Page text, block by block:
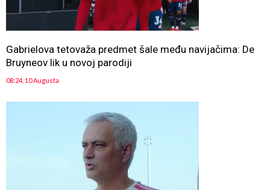
Gabrielova tetovaža predmet šale među navijačima: De
Bruyneov lik u novoj parodiji
08:24, 10 Augusta